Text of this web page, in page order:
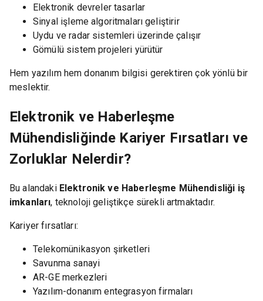
Elektronik devreler tasarlar
Sinyal işleme algoritmaları geliştirir
Uydu ve radar sistemleri üzerinde çalışır
Gömülü sistem projeleri yürütür
Hem yazılım hem donanım bilgisi gerektiren çok yönlü bir
meslektir.
Elektronik ve Haberleşme
Mühendisliğinde Kariyer Fırsatları ve
Zorluklar Nelerdir?
Bu alandaki Elektronik ve Haberleşme Mühendisliği iş
imkanları, teknoloji geliştikçe sürekli artmaktadır.
Kariyer fırsatları:
Telekomünikasyon şirketleri
Savunma sanayi
AR-GE merkezleri
Yazılım-donanım entegrasyon firmaları